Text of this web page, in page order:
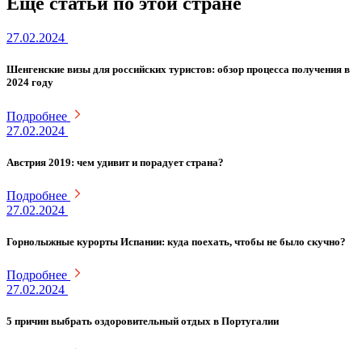
27.02.2024
Шенгенские визы для российских туристов: обзор процесса получения в
2024 году
Подробнее
27.02.2024
Австрия 2019: чем удивит и порадует страна?
Подробнее
27.02.2024
Горнолыжные курорты Испании: куда поехать, чтобы не было скучно?
Подробнее
27.02.2024
5 причин выбрать оздоровительный отдых в Португалии